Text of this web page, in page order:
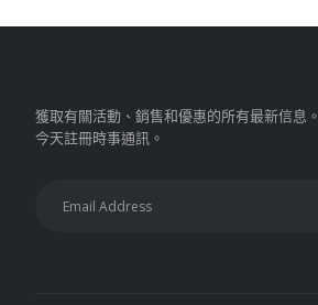
獲取有關活動、銷售和優惠的所有最新信息。
今天註冊時事通訊。